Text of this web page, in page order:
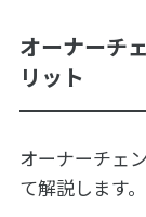
オーナーチ
リット
オーナーチェ
て解説します。